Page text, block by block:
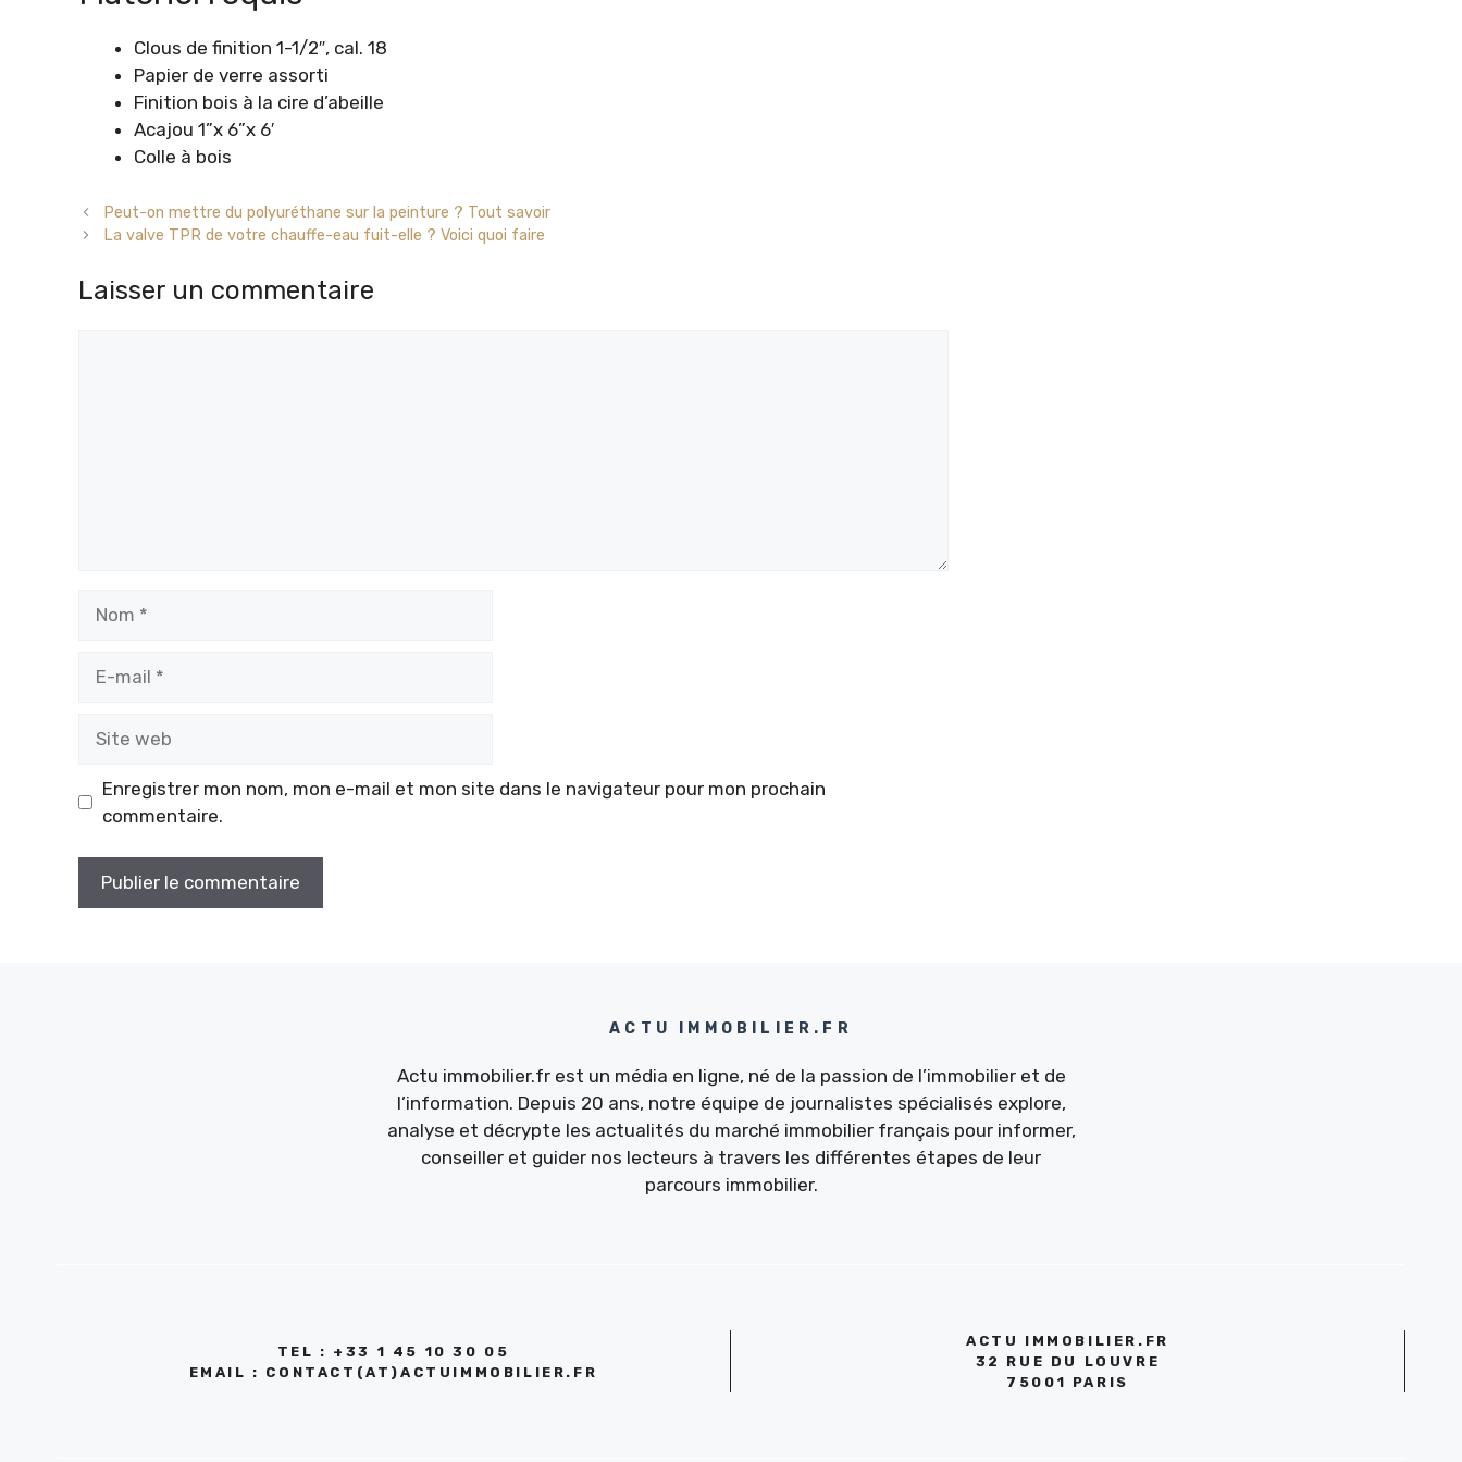
Clous de finition 1-1/2″, cal. 18
Papier de verre assorti
Finition bois à la cire d’abeille
Acajou 1”x 6”x 6′
Colle à bois
Peut-on mettre du polyuréthane sur la peinture ? Tout savoir
La valve TPR de votre chauffe-eau fuit-elle ? Voici quoi faire
Laisser un commentaire
mail
web
Enregistrer mon nom, mon e-mail et mon site dans le navigateur pour mon prochain
commentaire.
ACTU IMMOBILIER.FR
Actu immobilier.fr est un média en ligne, né de la passion de l’immobilier et de
l’information. Depuis 20 ans, notre équipe de journalistes spécialisés explore,
analyse et décrypte les actualités du marché immobilier français pour informer,
conseiller et guider nos lecteurs à travers les différentes étapes de leur
parcours immobilier.
TEL : +33 1 45 10 30 05
EMAIL : CONTACT(AT)ACTUIMMOBILIER.FR
ACTU IMMOBILIER.FR
32 RUE DU LOUVRE
75001 PARIS